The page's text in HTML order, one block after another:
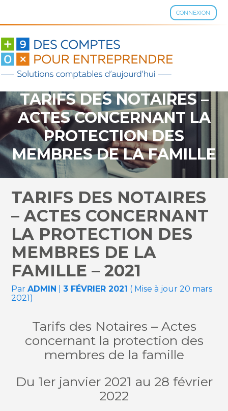
CONNEXION
Aller
contenu
TARIFS DES NOTAIRES –
ACTES CONCERNANT LA
PROTECTION DES
MEMBRES DE LA FAMILLE
– 2021
TARIFS DES NOTAIRES
– ACTES CONCERNANT
LA PROTECTION DES
MEMBRES DE LA
FAMILLE – 2021
ParADMIN |3 FÉVRIER 2021 ( Mise à jour 20 mars
2021)
Tarifs des Notaires – Actes
concernant la protection des
membres de la famille
Du 1er janvier 2021 au 28 février
2022